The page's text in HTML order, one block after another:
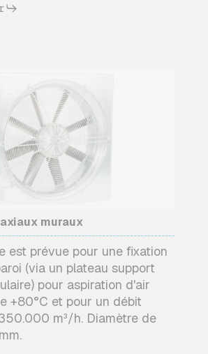
muraux
est prévue pour une fixation
(via un plateau support
pour aspiration d'air
+80°C et pour un débit
m³/h. Diamètre de